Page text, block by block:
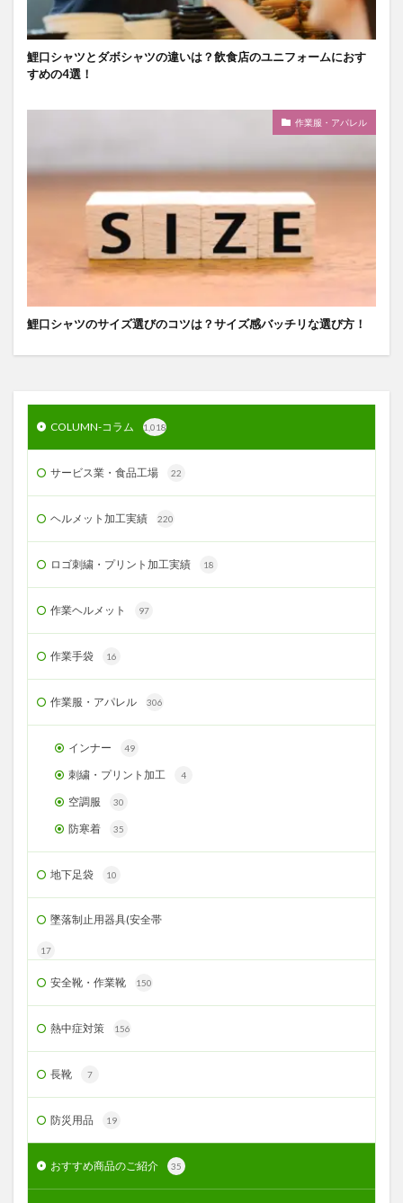
鯉口シャツとダボシャツの違いは？飲食店のユニフォームにおす
すめの4選！
作業服・アパレル
鯉口シャツのサイズ選びのコツは？サイズ感バッチリな選び方！
COLUMN-コラム 1,018
サービス業・食品工場 22
ヘルメット加工実績 220
ロゴ刺繍・プリント加工実績 18
作業ヘルメット 97
作業手袋 16
作業服・アパレル 306
インナー 49
刺繍・プリント加工 4
空調服 30
防寒着 35
地下足袋 10
墜落制止用器具(安全帯
17
安全靴・作業靴 150
熱中症対策 156
長靴 7
防災用品 19
おすすめ商品のご紹介 35